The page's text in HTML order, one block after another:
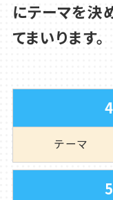
にテーマを決
てまいります。
テーマ